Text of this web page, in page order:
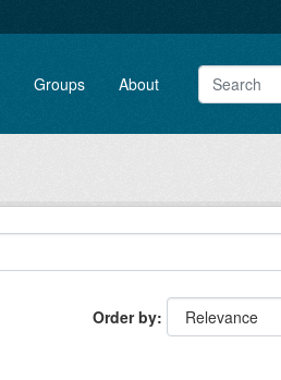
Groups About
Order by